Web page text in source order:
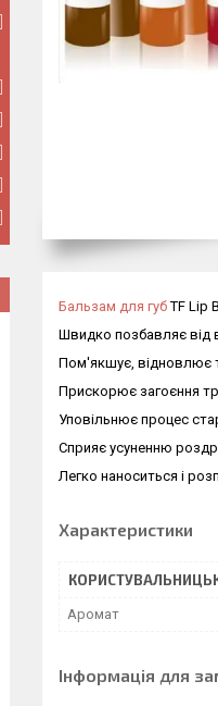
Бальзам для губ TF Lip
Швидко позбавляє від
Пом'якшує, відновлює
Прискорює загоєння
Уповільнює процес
Сприяє усуненню
Легко наноситься і
Характеристики
Аромат
Інформація для